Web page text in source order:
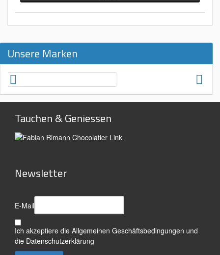
Unsere Marken
Tauchen & Geniessen
Newsletter
E-Mail
Ich akzeptiere die Allgemeinen Geschäftsbedingungen und
die Datenschutzerklärung